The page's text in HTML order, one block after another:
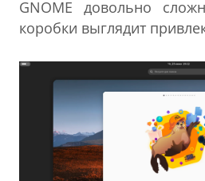
GNOME довольно
коробки выглядит